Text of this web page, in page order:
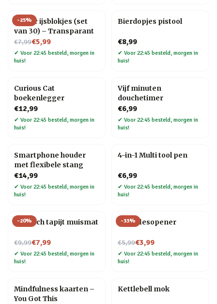
-25%
Plastic ijsblokjes (set
van 30) – Transparant
€7,99
Nu voor€5,99
✔ Voor 22:45 besteld, morgen in
huis!
Bierdopjes pistool
€8,99
✔ Voor 22:45 besteld, morgen in
huis!
Curious Cat
boekenlegger
€12,99
✔ Voor 22:45 besteld, morgen in
huis!
Vijf minuten
douchetimer
€6,99
✔ Voor 22:45 besteld, morgen in
huis!
Smartphone houder
met flexibele stang
€14,99
✔ Voor 22:45 besteld, morgen in
huis!
4-in-1 Multi tool pen
€6,99
✔ Voor 22:45 besteld, morgen in
huis!
-20%
Perzisch tapijt muismat
€9,99
Nu voor€7,99
✔ Voor 22:45 besteld, morgen in
huis!
-33%
Fiets flesopener
€5,99
Nu voor€3,99
✔ Voor 22:45 besteld, morgen in
huis!
Mindfulness kaarten –
You Got This
Kettlebell mok